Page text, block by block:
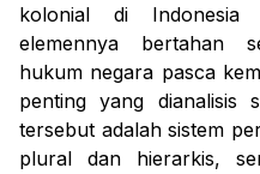
kolonial di Indonesia
elemennya bertahan
hukum negara pasca
penting yang dianalisis
tersebut adalah sistem
plural dan hierarkis,